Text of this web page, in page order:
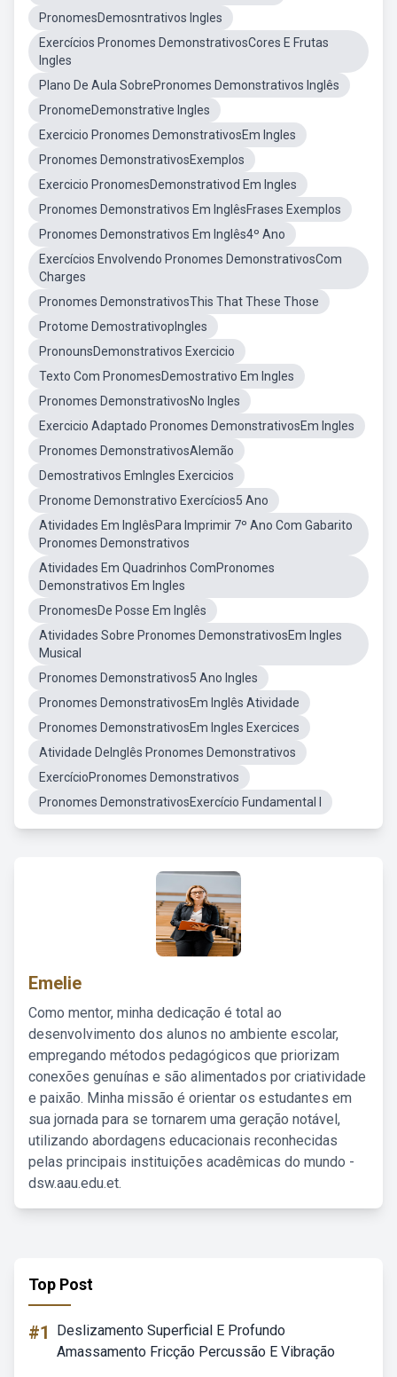
PronomesDemosntrativos Ingles
Exercícios Pronomes DemonstrativosCores E Frutas
Ingles
Plano De Aula SobrePronomes Demonstrativos Inglês
PronomeDemonstrative Ingles
Exercicio Pronomes DemonstrativosEm Ingles
Pronomes DemonstrativosExemplos
Exercicio PronomesDemonstrativod Em Ingles
Pronomes Demonstrativos Em InglêsFrases Exemplos
Pronomes Demonstrativos Em Inglês4º Ano
Exercícios Envolvendo Pronomes DemonstrativosCom
Charges
Pronomes DemonstrativosThis That These Those
Protome DemostrativopIngles
PronounsDemonstrativos Exercicio
Texto Com PronomesDemostrativo Em Ingles
Pronomes DemonstrativosNo Ingles
Exercicio Adaptado Pronomes DemonstrativosEm Ingles
Pronomes DemonstrativosAlemão
Demostrativos EmIngles Exercicios
Pronome Demonstrativo Exercícios5 Ano
Atividades Em InglêsPara Imprimir 7º Ano Com Gabarito
Pronomes Demonstrativos
Atividades Em Quadrinhos ComPronomes
Demonstrativos Em Ingles
PronomesDe Posse Em Inglês
Atividades Sobre Pronomes DemonstrativosEm Ingles
Musical
Pronomes Demonstrativos5 Ano Ingles
Pronomes DemonstrativosEm Inglês Atividade
Pronomes DemonstrativosEm Ingles Exercices
Atividade DeInglês Pronomes Demonstrativos
ExercícioPronomes Demonstrativos
Pronomes DemonstrativosExercício Fundamental I
Emelie
Como mentor, minha dedicação é total ao
desenvolvimento dos alunos no ambiente escolar,
empregando métodos pedagógicos que priorizam
conexões genuínas e são alimentados por criatividade
e paixão. Minha missão é orientar os estudantes em
sua jornada para se tornarem uma geração notável,
utilizando abordagens educacionais reconhecidas
pelas principais instituições acadêmicas do mundo -
dsw.aau.edu.et.
Top Post
#1
Deslizamento Superficial E Profundo
Amassamento Fricção Percussão E Vibração